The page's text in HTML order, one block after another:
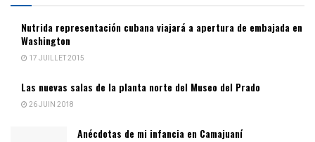
Nutrida representación cubana viajará a apertura de embajada en
Washington
17 JUILLET 2015
Las nuevas salas de la planta norte del Museo del Prado
26 JUIN 2018
Anécdotas de mi infancia en Camajuaní